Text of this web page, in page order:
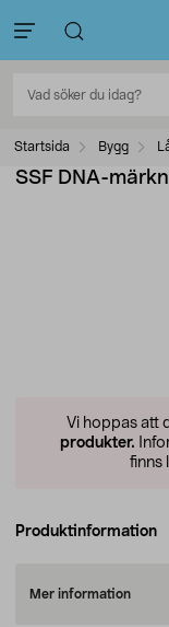
Startsida Bygg
SSF DNA-
Vi hoppas att
produkter.
finns
Produktinformation
Mer information